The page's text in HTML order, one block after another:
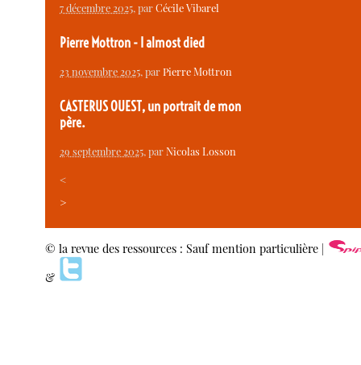
7 décembre 2025, parCécile Vibarel
Pierre Mottron - I almost died
23 novembre 2025, parPierre Mottron
CASTERUS OUEST, un portrait de mon
père.
29 septembre 2025, parNicolas Losson
<
>
© la revue des ressources : Sauf mention particulière |
&